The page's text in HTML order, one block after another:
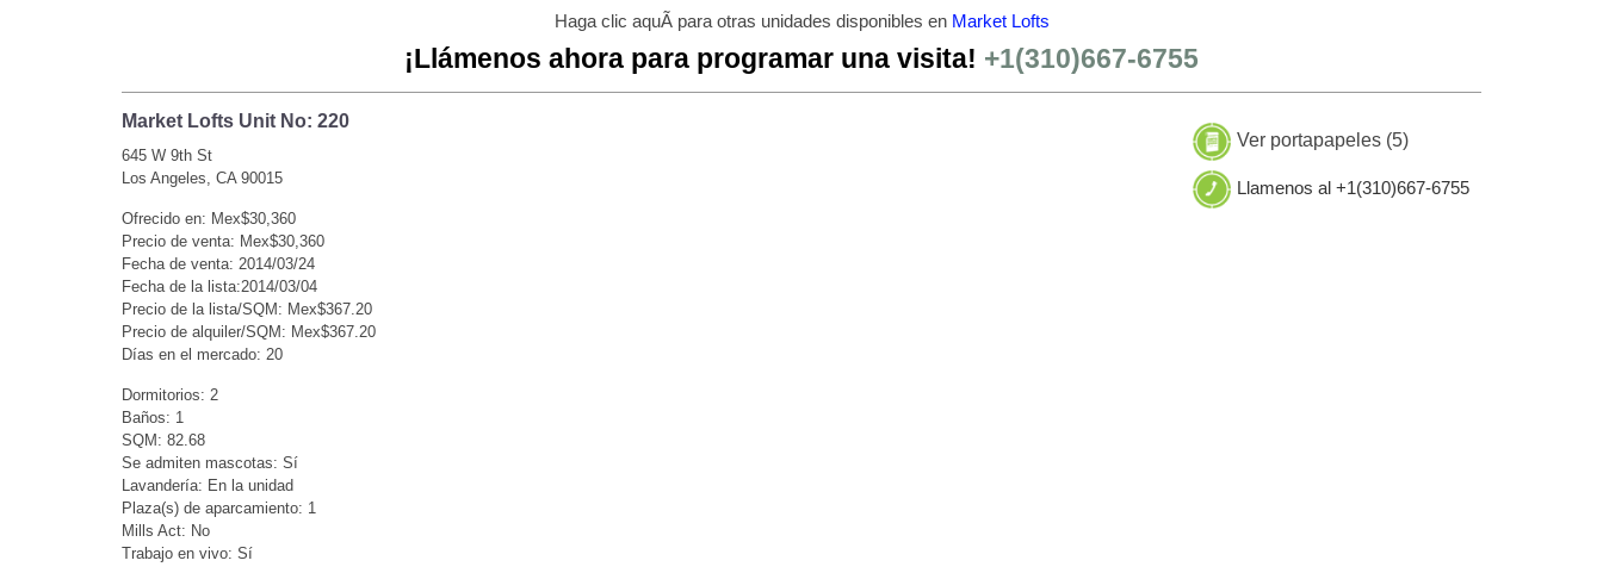
Haga clic aquÃ­ para otras unidades disponibles en Market Lofts
¡Llámenos ahora para programar una visita! +1(310)667-6755
Market Lofts Unit No: 220
645 W 9th St
Los Angeles, CA 90015
Ofrecido en: Mex$30,360
Precio de venta: Mex$30,360
Fecha de venta: 2014/03/24
Fecha de la lista:2014/03/04
Precio de la lista/SQM: Mex$367.20
Precio de alquiler/SQM: Mex$367.20
Días en el mercado: 20
Dormitorios: 2
Baños: 1
SQM: 82.68
Se admiten mascotas: Sí
Lavandería: En la unidad
Plaza(s) de aparcamiento: 1
Mills Act: No
Trabajo en vivo: Sí
Ver portapapeles (5)
Llamenos al +1(310)667-6755